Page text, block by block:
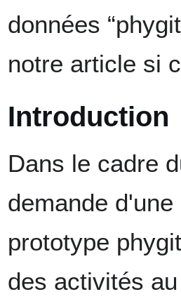
données
notre article si
Introduction
Dans le cadre
demande
prototype
des activités